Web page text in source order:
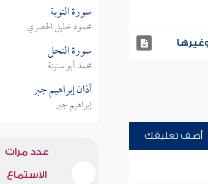
أضف تعليقك
سورة التوبة
محمود خليل الحصري
سورة النحل
محمد أبو سنينة
أذان إبراهيم جبر
إبراهيم جبر
عدد مرات
الاستماع